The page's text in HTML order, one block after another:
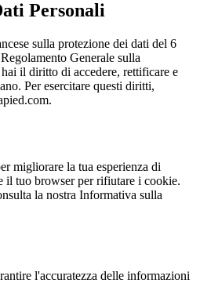
Personali
sulla protezione dei dati del 6
Generale sulla
il diritto di accedere, rettificare e
Per esercitare questi diritti,
.
migliorare la tua esperienza di
il tuo browser per rifiutare i cookie.
la nostra Informativa sulla
l'accuratezza delle informazioni